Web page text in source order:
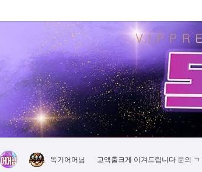
독기어머님 고액출크게 이겨드립니다 문의 ㄱ